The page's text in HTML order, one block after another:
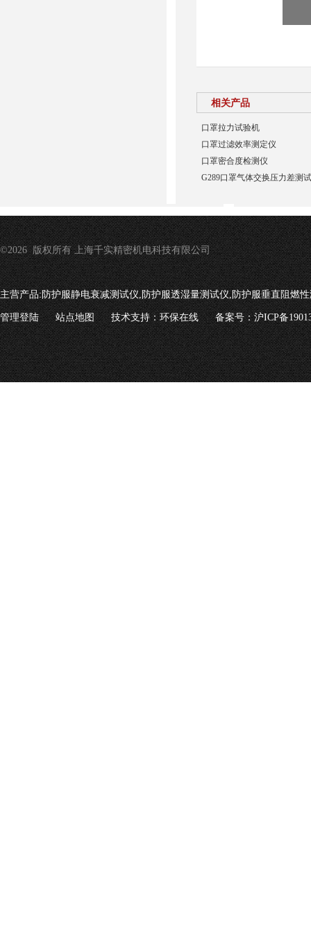
相关产品
口罩拉力试验机
口罩过滤效率测定仪
口罩密合度检测仪
G289口罩气体交换压力差测
©2026 版权所有 上海千实精密机电科技有限公司
主营产品:防护服静电衰减测试仪,防护服透湿量测试仪,防护服垂直阻燃
管理登陆 站点地图 技术支持：环保在线 备案号：沪ICP备